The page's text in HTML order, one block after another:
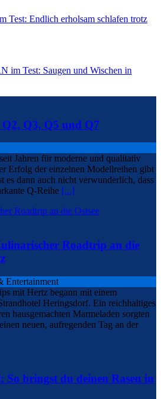
Test: Endlich erholsam schlafen trotz
im Test: Saugen und Wischen in
Q3, Q5 und Q7
Jahren für moderne und qualitativ
Erfolg der einzelnen Modellreihen gibt
es dann auch nicht verwunderlich, dass
Q-Reihe [...]
Roadtrip an die
Entertainment
mit Hertz begann mit einem
Heringsdorf. Ein reichhaltiges
hausgemachten Marmeladen sorgten
neuen, aufregenden Tag an der
So bringst du deinen Rasen in